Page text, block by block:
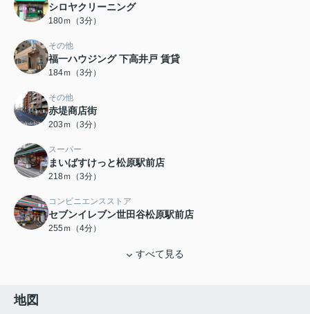
シロヤクリーニング
180ｍ（3分）
その他
福一ハウジング 下高井戸 賃貸
184ｍ（3分）
その他
赤堤商店街
203ｍ（3分）
スーパー
まいばすけっと松原駅前店
218ｍ（3分）
コンビニエンスストア
セブンイレブン世田谷松原駅前店
255ｍ（4分）
すべて見る
地図